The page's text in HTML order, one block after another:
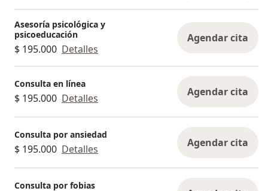
Asesoría psicológica y
psicoeducación
$ 195.000 Detalles
Agendar cita
Consulta en línea
$ 195.000 Detalles Agendar cita
Consulta por ansiedad
$ 195.000 Detalles Agendar cita
Consulta por fobias